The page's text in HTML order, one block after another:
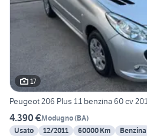
17
Peugeot 206 Plus 1.1 benzina 60 cv
4.390 €Modugno(BA)
Usato
12/2011 60000 Km Benzina